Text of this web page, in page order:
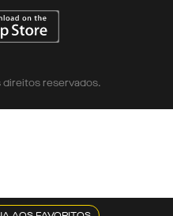
direitos reservados.